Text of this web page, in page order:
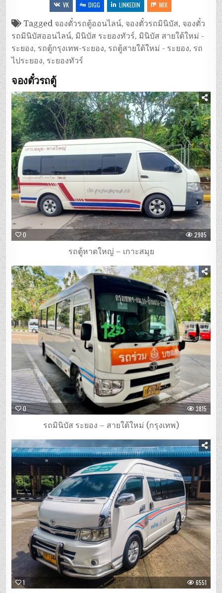
VK DIGG LINKEDIN MIX
Tagged จองตั๋วรถตู้ออนไลน์, จองตั๋วรถมินิบัส, จองตั๋ว
รถมินิบัสออนไลน์, มินิบัส ระยองทัวร์, มินิบัส สายใต้ใหม่ -
ระยอง, รถตู้กรุงเทพ-ระยอง, รถตู้สายใต้ใหม่ - ระยอง, รถ
ไประยอง, ระยองทัวร์
จองตั๋วรถตู้
0 2985
รถตู้หาดใหญ่ – เกาะสมุย
0 3815
รถมินิบัส ระยอง – สายใต้ใหม่ (กรุงเทพ)
1 6551